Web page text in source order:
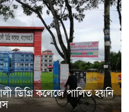
ডিগ্রি কলেজে পালিত হয়নি